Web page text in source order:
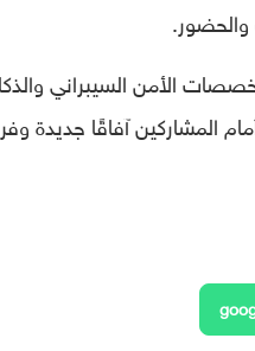
الأمن السيبراني
المشاركين آفاقًا جديدة